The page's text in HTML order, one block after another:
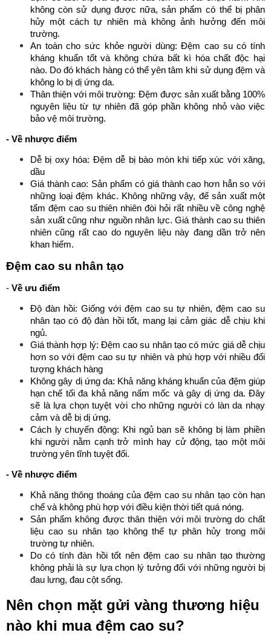
không còn sử dụng được nữa, sản phẩm có thể bị phân
hủy một cách tự nhiên mà không ảnh hưởng đến môi
trường.
An toàn cho sức khỏe người dùng: Đệm cao su có tính
kháng khuẩn tốt và không chứa bất kì hóa chất độc hại
nào. Do đó khách hàng có thể yên tâm khi sử dụng đệm và
không lo bị dị ứng da.
Thân thiện với môi trường: Đệm được sản xuất bằng 100%
nguyên liệu từ tự nhiên đã góp phần không nhỏ vào việc
bảo vệ môi trường.
- Về nhược điểm
Dễ bị oxy hóa: Đệm dễ bị bào mòn khi tiếp xúc với xăng,
dầu
Giá thành cao: Sản phẩm có giá thành cao hơn hẳn so với
những loại đệm khác. Không những vậy, để sản xuất một
tấm đệm cao su thiên nhiên đòi hỏi rất nhiều về công nghệ
sản xuất cũng như nguồn nhân lực. Giá thành cao su thiên
nhiên cũng rất cao do nguyên liệu này đang dần trở nên
khan hiếm.
Đệm cao su nhân tạo
- Về ưu điểm
Độ đàn hồi: Giống với đệm cao su tự nhiên, đệm cao su
nhân tạo có độ đàn hồi tốt, mang lại cảm giác dễ chịu khi
ngủ.
Giá thành hợp lý: Đệm cao su nhân tạo có mức giá dễ chịu
hơn so với đệm cao su tự nhiên và phù hợp với nhiều đối
tượng khách hàng
Không gây dị ứng da: Khả năng kháng khuẩn của đệm giúp
hạn chế tối đa khả năng nấm mốc và gây dị ứng da. Đây
sẽ là lựa chọn tuyệt vời cho những người có làn da nhạy
cảm và dễ bị dị ứng.
Cách ly chuyển động: Khi ngủ bạn sẽ không bị làm phiền
khi người nằm cạnh trở mình hay cử động, tạo một môi
trường yên tĩnh tuyệt đối.
- Về nhược điểm
Khả năng thông thoáng của đệm cao su nhân tạo còn hạn
chế và không phù hợp với điều kiện thời tiết quá nóng.
Sản phẩm không được thân thiện với môi trường do chất
liệu cao su nhân tạo không thể tự phân hủy trong môi
trường tự nhiên.
Do có tính đàn hồi tốt nên đệm cao su nhân tạo thường
không phải là sự lựa chọn lý tưởng đối với những người bị
đau lưng, đau cột sống.
Nên chọn mặt gửi vàng thương hiệu
nào khi mua đệm cao su?